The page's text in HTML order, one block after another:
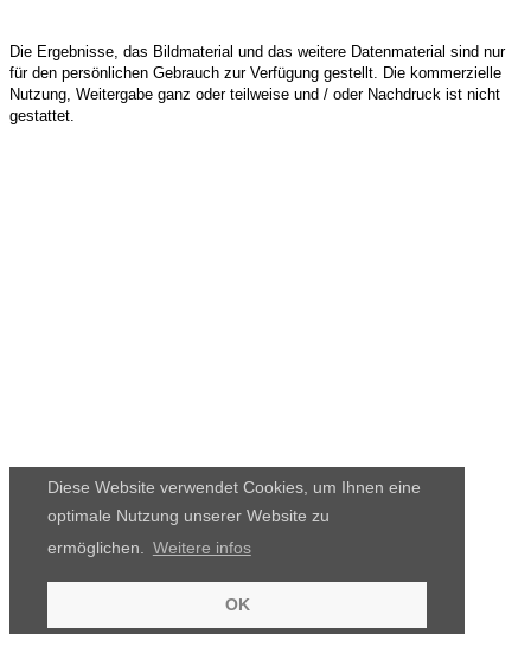
Diese Website verwendet Cookies, um Ihnen eine
optimale Nutzung unserer Website zu
ermöglichen.
Weitere infos
OK
Die Ergebnisse, das Bildmaterial und das weitere Datenmaterial sind nur
für den persönlichen Gebrauch zur Verfügung gestellt. Die kommerzielle
Nutzung, Weitergabe ganz oder teilweise und / oder Nachdruck ist nicht
gestattet.